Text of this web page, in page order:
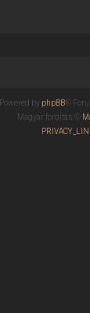
Powered by phpBB®
Magyar fordítás ©